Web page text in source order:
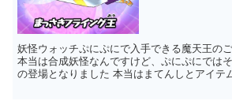
妖怪ウォッチぷにぷにで入手できる魔天王の
本当は合成妖怪なんですけど、ぷにぷにでは
の登場となりました 本当はまてんしとアイテ